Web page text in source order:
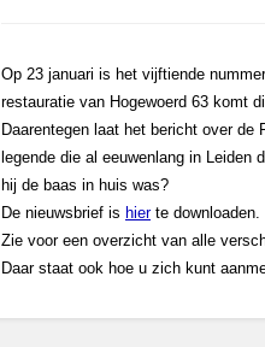
Op 23 januari is het vijftiende
restauratie van Hogewoerd 63 komt
Daarentegen laat het bericht over
legende die al eeuwenlang in
hij de baas in huis was?
De nieuwsbrief is hierte downloaden.
Zie voor een overzicht van alle
Daar staat ook hoe u zich kunt